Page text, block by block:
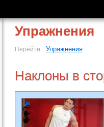
Упражнения
Перейти: Упражнения
Наклоны в